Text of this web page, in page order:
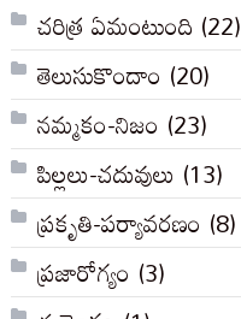
చరిత్ర ఏమంటుంది (22)
తెలుసుకొందాం (20)
నమ్మకం-నిజం (23)
పిల్లలు-చదువులు (13)
ప్రకృతి-పర్యావరణం (8)
ప్రజారోగ్యం (3)